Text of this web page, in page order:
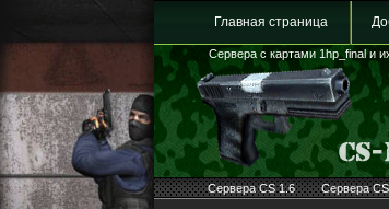
Главная страница
Сервера с картами 1hp_final и
Сервера CS 1.6 Сервера